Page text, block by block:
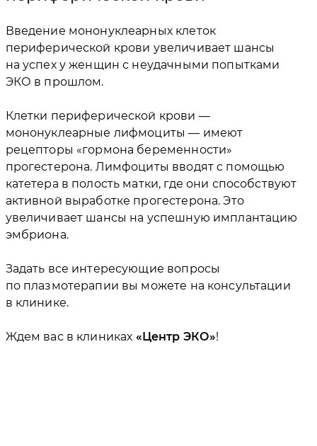
Введение мононуклеарных клеток
периферической крови увеличивает шансы
на успех у женщин с неудачными попытками
ЭКО в прошлом.
Клетки периферической крови —
мононуклеарные лифмоциты — имеют
рецепторы «гормона беременности»
прогестерона. Лимфоциты вводят с помощью
катетера в полость матки, где они способствуют
активной выработке прогестерона. Это
увеличивает шансы на успешную имплантацию
эмбриона.
Задать все интересующие вопросы
по плазмотерапии вы можете на консультации
в клинике.
Ждем вас в клиниках Центр ЭКО !